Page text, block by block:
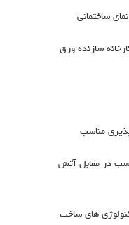
ساختمانی
سازنده ورق
مناسب
در مقابل آتش
های ساخت